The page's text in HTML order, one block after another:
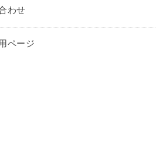
わせ
ページ